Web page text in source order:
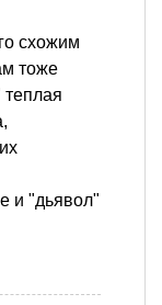
схожим
тоже
теплая
и "дьявол"